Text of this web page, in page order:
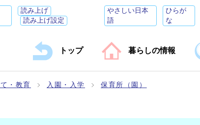
読み上げ
読み上げ設定
やさしい日本
語
ひらが
な
トップ 暮らしの情報
・教育 入園・入学 保育所（園）